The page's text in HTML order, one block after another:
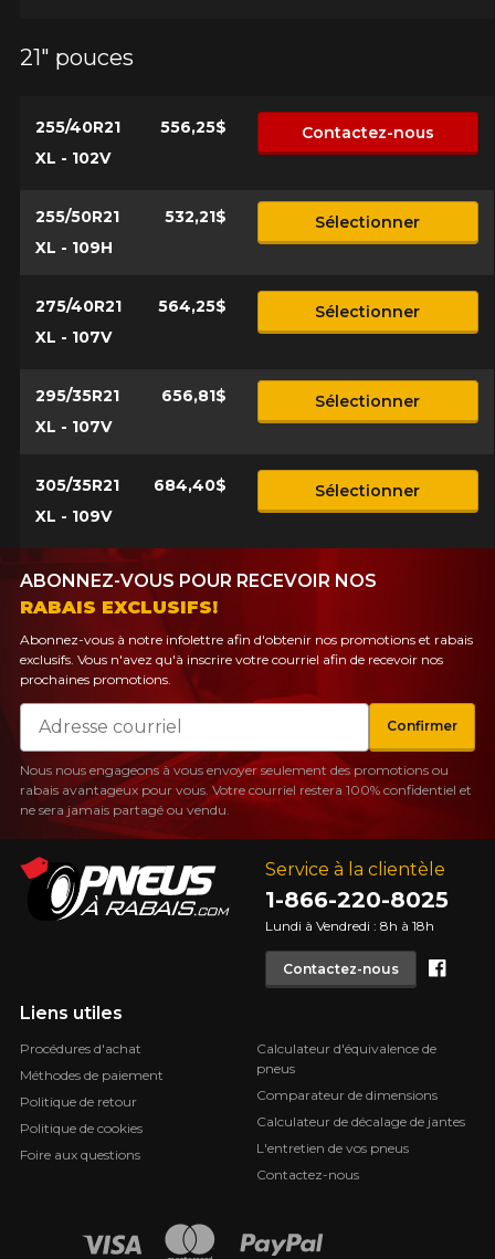
21" pouces
255/40R21
XL - 102V
556,25$ Contactez-nous
255/50R21
XL - 109H
532,21$ Sélectionner
275/40R21
XL - 107V
564,25$ Sélectionner
295/35R21
XL - 107V
656,81$ Sélectionner
305/35R21
XL - 109V
684,40$ Sélectionner
Service à la clientèle
1-866-220-8025
Lundi à Vendredi : 8h à 18h
Contactez-nous
Liens utiles
Procédures d'achat
Méthodes de paiement
Politique de retour
Politique de cookies
Foire aux questions
Calculateur d'équivalence de
pneus
Comparateur de dimensions
Calculateur de décalage de jantes
L'entretien de vos pneus
Contactez-nous
ABONNEZ-VOUS POUR RECEVOIR NOS
RABAIS EXCLUSIFS!
Abonnez-vous à notre infolettre afin d'obtenir nos promotions et rabais
exclusifs. Vous n'avez qu'à inscrire votre courriel afin de recevoir nos
prochaines promotions.
Courriel
Confirmer
Nous nous engageons à vous envoyer seulement des promotions ou
rabais avantageux pour vous. Votre courriel restera 100% confidentiel et
ne sera jamais partagé ou vendu.